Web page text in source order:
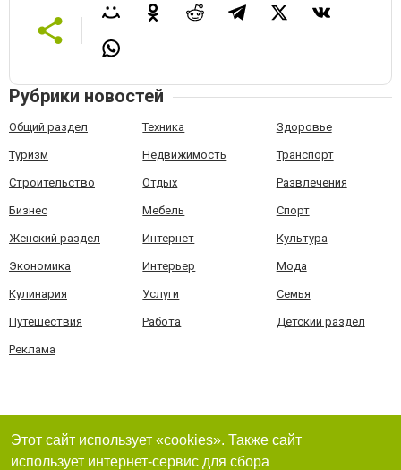
Рубрики новостей
Общий раздел Техника Здоровье
Туризм Недвижимость Транспорт
Строительство Отдых Развлечения
Бизнес Мебель Спорт
Женский раздел Интернет Культура
Экономика Интерьер Мода
Кулинария Услуги Семья
Путешествия Работа Детский раздел
Реклама
Этот сайт использует «cookies». Также сайт
использует интернет-сервис для сбора